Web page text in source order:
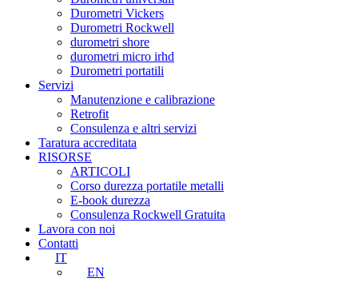
Durometri Vickers
Durometri Rockwell
durometri shore
durometri micro irhd
Durometri portatili
Servizi
Manutenzione e calibrazione
Retrofit
Consulenza e altri servizi
Taratura accreditata
RISORSE
ARTICOLI
Corso durezza portatile metalli
E-book durezza
Consulenza Rockwell Gratuita
Lavora con noi
Contatti
IT
EN